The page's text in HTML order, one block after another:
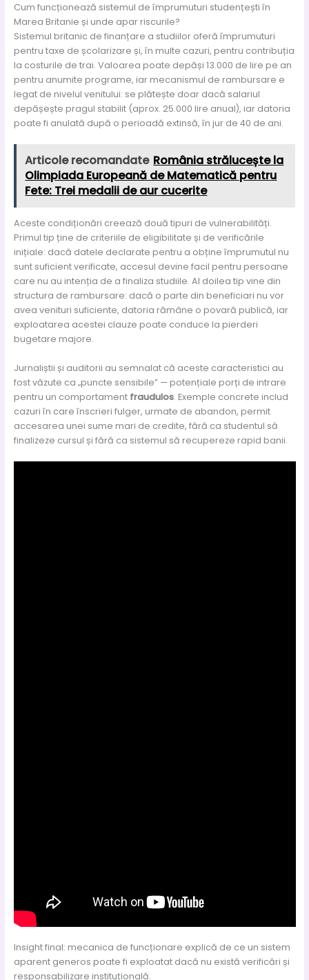
Cum funcționează sistemul de împrumuturi studențești în
Marea Britanie și unde apar riscurile?
Sistemul britanic de finanțare a studiilor oferă împrumuturi
pentru taxe de școlarizare și, în multe cazuri, pentru contribuția
la costurile de trai. Valoarea poate depăși 13.000 de lire pe an
pentru anumite programe, iar mecanismul de rambursare e
legat de nivelul venitului: se plătește doar dacă salariul
depășește pragul stabilit (aprox. 25.000 lire anual), iar datoria
poate fi anulată după o perioadă extinsă, în jur de 40 de ani.
Articole recomandate România strălucește la
Olimpiada Europeană de Matematică pentru
Fete: Trei medalii de aur cucerite
Aceste condiționări creează două tipuri de vulnerabilități.
Primul tip ține de criteriile de eligibilitate și de verificările
inițiale: dacă datele declarate pentru a obține împrumutul nu
sunt suficient verificate, accesul devine facil pentru persoane
care nu au intenția de a finaliza studiile. Al doilea tip vine din
structura de rambursare: dacă o parte din beneficiari nu vor
avea venituri suficiente, datoria rămâne o povară publică, iar
exploatarea acestei clauze poate conduce la pierderi
bugetare majore.
Jurnaliștii și auditorii au semnalat că aceste caracteristici au
fost văzute ca „puncte sensibile” — potențiale porți de intrare
pentru un comportament fraudulos. Exemple concrete includ
cazuri în care înscrieri fulger, urmate de abandon, permit
accesarea unei sume mari de credite, fără ca studentul să
finalizeze cursul și fără ca sistemul să recupereze rapid banii.
Insight final: mecanica de funcționare explică de ce un sistem
aparent generos poate fi exploatat dacă nu există verificări și
responsabilizare instituțională.